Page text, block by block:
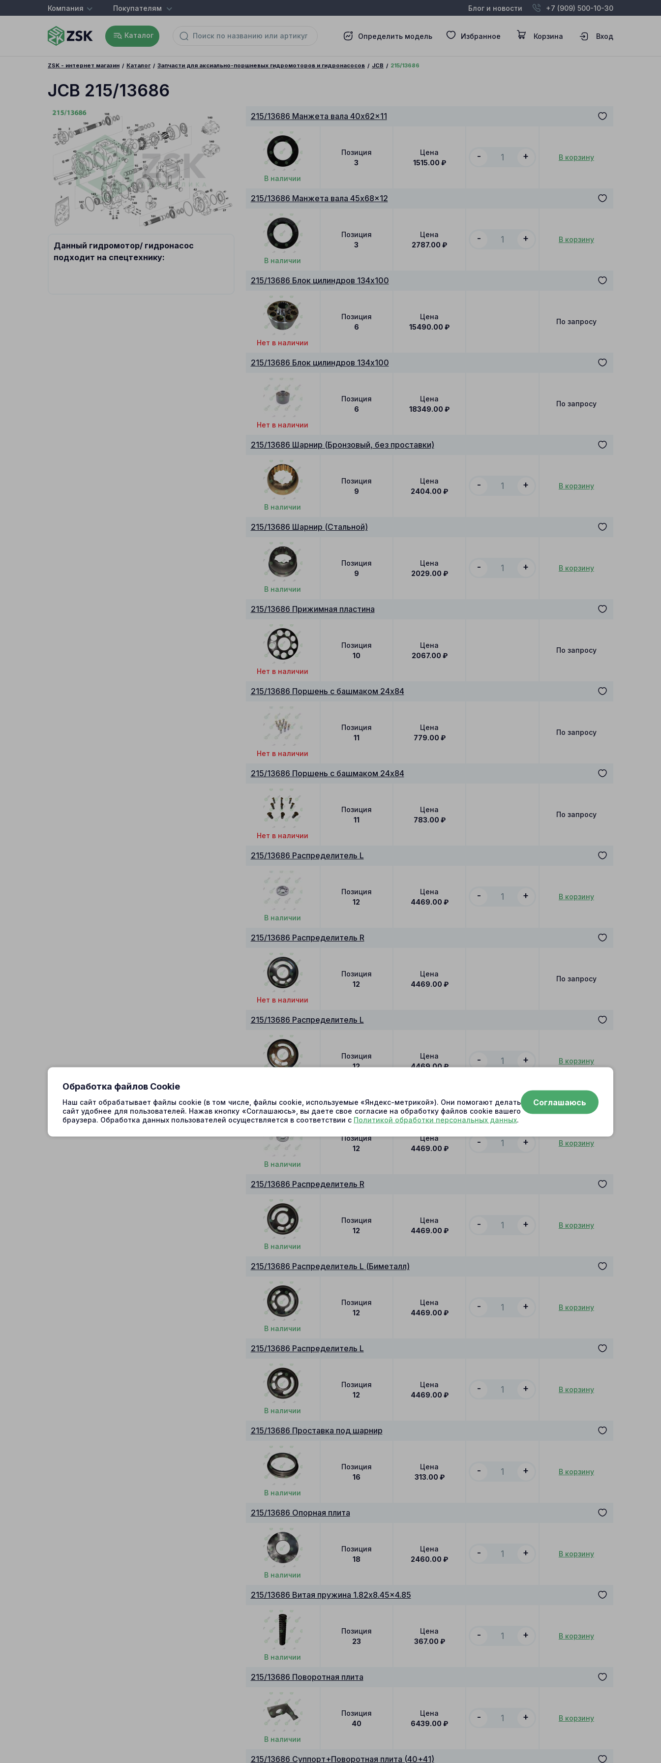
Компания Покупателям Блог и новости +7 (909) 500-10-30
Каталог Определить модель Избранное Корзина Вход
ZSK - интернет магазин Каталог Запчасти для аксиально-поршневых гидромоторов и гидронасосов JCB 215/13686
JCB 215/13686
Данный гидромотор/ гидронасос
подходит на спецтехнику:
215/13686 Манжета вала 40x62x11
В наличии
Позиция
3
Цена
1515.00 ₽
- + В корзину
215/13686 Манжета вала 45x68x12
В наличии
Позиция
3
Цена
2787.00 ₽
- + В корзину
215/13686 Блок цилиндров 134x100
Нет в наличии
Позиция
6
Цена
15490.00 ₽
По запросу
215/13686 Блок цилиндров 134x100
Нет в наличии
Позиция
6
Цена
18349.00 ₽
По запросу
215/13686 Шарнир (Бронзовый, без проставки)
В наличии
Позиция
9
Цена
2404.00 ₽
- + В корзину
215/13686 Шарнир (Стальной)
В наличии
Позиция
9
Цена
2029.00 ₽
- + В корзину
215/13686 Прижимная пластина
Нет в наличии
Позиция
10
Цена
2067.00 ₽
По запросу
215/13686 Поршень с башмаком 24x84
Нет в наличии
Позиция
11
Цена
779.00 ₽
По запросу
215/13686 Поршень с башмаком 24x84
Нет в наличии
Позиция
11
Цена
783.00 ₽
По запросу
215/13686 Распределитель L
В наличии
Позиция
12
Цена
4469.00 ₽
- + В корзину
215/13686 Распределитель R
Нет в наличии
Позиция
12
Цена
4469.00 ₽
По запросу
215/13686 Распределитель L
Позиция
12
Цена
4469.00₽
- + В корзину
215/13686 Распределитель R
В наличии
Позиция
12
Цена
4469.00 ₽
- + В корзину
215/13686 Распределитель R
В наличии
Позиция
12
Цена
4469.00 ₽
- + В корзину
215/13686 Распределитель L (Биметалл)
В наличии
Позиция
12
Цена
4469.00 ₽
- + В корзину
215/13686 Распределитель L
В наличии
Позиция
12
Цена
4469.00 ₽
- + В корзину
215/13686 Проставка под шарнир
В наличии
Позиция
16
Цена
313.00 ₽
- + В корзину
215/13686 Опорная плита
В наличии
Позиция
18
Цена
2460.00 ₽
- + В корзину
215/13686 Витая пружина 1.82x8.45x4.85
В наличии
Позиция
23
Цена
367.00 ₽
- + В корзину
215/13686 Поворотная плита
В наличии
Позиция
40
Цена
6439.00 ₽
- + В корзину
215/13686 Суппорт+Поворотная плита (40+41)
Обработка файлов Cookie
Наш сайт обрабатывает файлы cookie (в том числе, файлы cookie, используемые «Яндекс-метрикой»). Они помогают делать
сайт удобнее для пользователей. Нажав кнопку «Соглашаюсь», вы даете свое согласие на обработку файлов cookie вашего
браузера. Обработка данных пользователей осуществляется в соответствии с Политикой обработки персональных данных.
Соглашаюсь